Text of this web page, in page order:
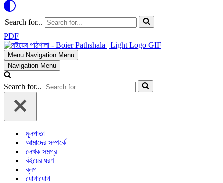
Search for...
PDF
Menu Navigation Menu
Navigation Menu
Search for...
মূলপাতা
আমাদের সম্পর্কে
লেখক সমগ্র
বইয়ের ধরণ
ব্লগ
যোগাযোগ